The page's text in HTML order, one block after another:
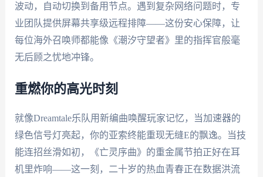
波动，自动切换到备用节点。遇到复杂网络问题时，专
业团队提供屏幕共享级远程排障——这份安心保障，让
每位海外召唤师都能像《潮汐守望者》里的指挥官般毫
无后顾之忧地冲锋。
重燃你的高光时刻
就像Dreamtale乐队用新编曲唤醒玩家记忆，当加速器的
绿色信号灯亮起，你的亚索终能重现无缝E的飘逸。当技
能连招丝滑如初，《亡灵序曲》的重金属节拍正好在耳
机里炸响——这一刻，二十岁的热血青春正在数据洪流